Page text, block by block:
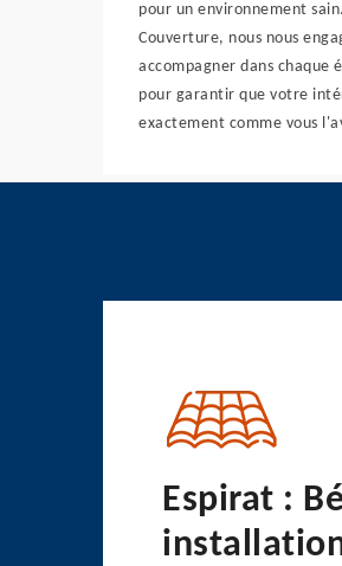
pour un environnement
Couverture, nous nous
accompagner dans chaque
pour garantir que votre
exactement comme vous
Espirat :